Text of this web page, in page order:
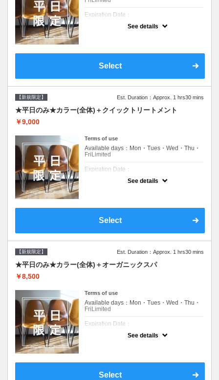
Expiration Date：
新規限定の平日のみのクーポンです★
平日クーポン●シャンプーブロー込●長さ料金
案させて頂きます●選べるシャンプー付き●次
See details
Select
【新規限定】 Est. Duration：Approx. 1 hrs30 mins
★平日のみ★カラー(全体)＋クイックトリートメント
￥9,000
Terms of use
Available days：Mon・Tues・Wed・Thu・
FriLimited
Expiration Date：
新規限定の平日のみのクーポンです★
平日クーポン●シャンプーブロー込●長さ料金
案させて頂きます●選べるシャンプー付き●次
See details
Select
【新規限定】 Est. Duration：Approx. 1 hrs30 mins
★平日のみ★カラー(全体)＋オーガニックスパ
￥8,500
Terms of use
Available days：Mon・Tues・Wed・Thu・
FriLimited
Expiration Date：
新規限定の平日のみのクーポンです★
平日クーポン●シャンプーブロー込●長さ料金
案させて頂きます●選べるシャンプー付き●次
See details
Select